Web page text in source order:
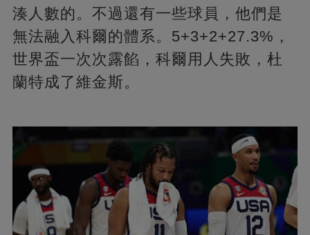
湊人數的。不過還有一些球員，他們是
無法融入科爾的體系。5+3+2+27.3%，
世界盃一次次露餡，科爾用人失敗，杜
蘭特成了維金斯。